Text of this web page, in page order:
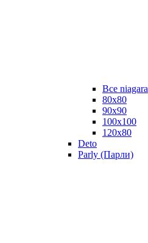
Все niagara
80x80
90x90
100x100
120x80
Deto
Parly (Парли)